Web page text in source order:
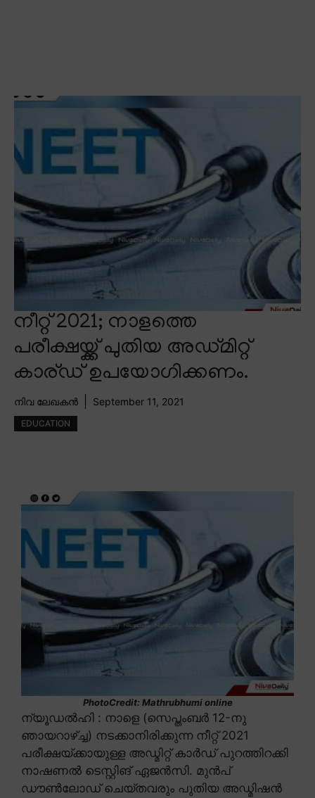
നീറ്റ് 2021; നാളത്തെ
പരീക്ഷയ്ക്ക് പുതിയ അഡ്മിറ്റ്
കാര്ഡ് ഉപയോഗിക്കണം.
നിവ ലേഖകൻ September 11, 2021
EDUCATION
PhotoCredit: Mathrubhumi online
ന്യൂഡൽഹി : നാളെ (സെപ്തംബർ 12-നു
ഞായറാഴ്ച്ച) നടക്കാനിരിക്കുന്ന നീറ്റ് 2021
പരീക്ഷയ്ക്കായുള്ള അഡ്മിറ്റ് കാർഡ് പുറത്തിറക്കി
നാഷണൽ ടെസ്റ്റിങ് ഏജൻസി. മുൻപ്
ഡൗൺലോഡ് ചെയ്തവരും പുതിയ അഡ്മിഷൻ